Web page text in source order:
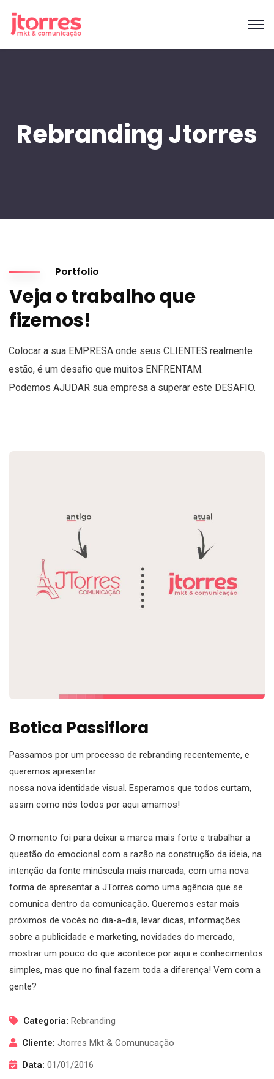
Rebranding Jtorres
Portfolio
Veja o trabalho que
fizemos!
Colocar a sua EMPRESA onde seus CLIENTES realmente
estão, é um desafio que muitos ENFRENTAM.
Podemos AJUDAR sua empresa a superar este DESAFIO.
Botica Passiflora
Passamos por um processo de rebranding recentemente, e
queremos apresentar
nossa nova identidade visual. Esperamos que todos curtam,
assim como nós todos por aqui amamos!
O momento foi para deixar a marca mais forte e trabalhar a
questão do emocional com a razão na construção da ideia, na
intenção da fonte minúscula mais marcada, com uma nova
forma de apresentar a JTorres como uma agência que se
comunica dentro da comunicação. Queremos estar mais
próximos de vocês no dia-a-dia, levar dicas, informações
sobre a publicidade e marketing, novidades do mercado,
mostrar um pouco do que acontece por aqui e conhecimentos
simples, mas que no final fazem toda a diferença! Vem com a
gente?
Categoria: Rebranding
Cliente: Jtorres Mkt & Comunucação
Data: 01/01/2016